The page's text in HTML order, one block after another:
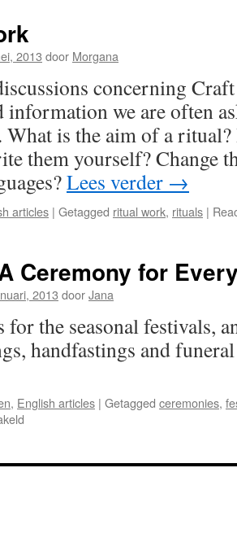
2013 door Morgana
concerning
information we are often
is the aim of a
them yourself? Change
Lees verder →
articles | Getagged ritual work, rituals |
Ceremony for
2013 doorJana
for the seasonal festivals,
handfastings and
, English articles | Getagged ceremonies,
Ceremony